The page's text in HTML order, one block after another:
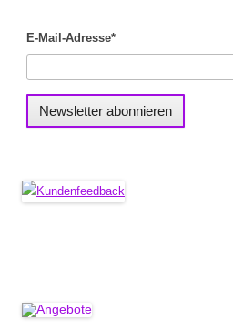
E-Mail-Adresse*